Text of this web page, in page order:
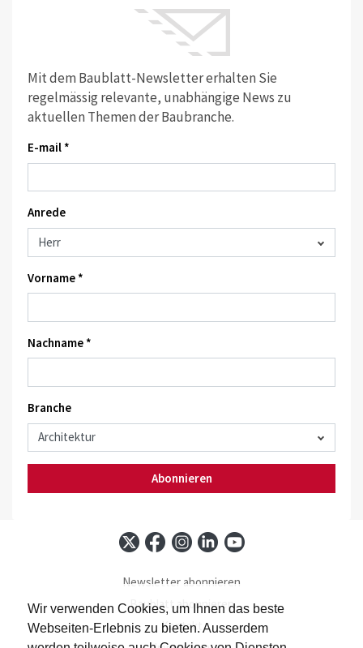
Wir verwenden Cookies, um Ihnen das beste
Webseiten-Erlebnis zu bieten. Ausserdem
Mit dem Baublatt-Newsletter erhalten Sie
regelmässig relevante, unabhängige News zu
aktuellen Themen der Baubranche.
E-mail *
Anrede
Vorname *
Nachname *
Branche
Abonnieren
Newsletter abonnieren
Baublatt abonnieren
Kontakt